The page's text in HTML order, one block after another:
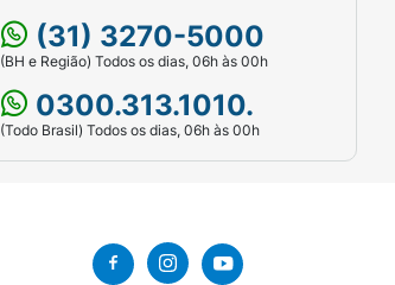
(31) 3270-5000
(BH e Região) Todos os dias, 06h às 00h
0300.313.1010.
(Todo Brasil) Todos os dias, 06h às 00h